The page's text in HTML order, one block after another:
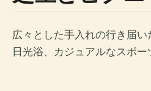
広々とした手入れの行き届い
日光浴、カジュアルなスポー